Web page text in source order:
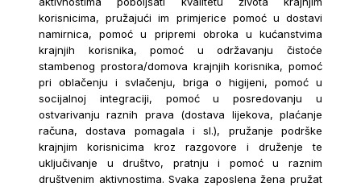
korisnicima, pružajući im primjerice pomoć u dostavi
namirnica, pomoć u pripremi obroka u kućanstvima
krajnjih korisnika, pomoć u održavanju čistoće
stambenog prostora/domova krajnjih korisnika, pomoć
pri oblačenju i svlačenju, briga o higijeni, pomoć u
socijalnoj integraciji, pomoć u posredovanju u
ostvarivanju raznih prava (dostava lijekova, plaćanje
računa, dostava pomagala i sl.), pružanje podrške
krajnjim korisnicima kroz razgovore i druženje te
uključivanje u društvo, pratnju i pomoć u raznim
društvenim aktivnostima. Svaka zaposlena žena pružat